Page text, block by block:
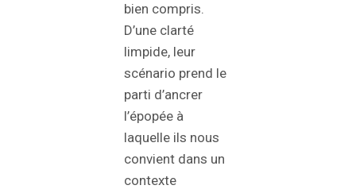
bien compris.
D’une clarté
limpide, leur
scénario prend le
parti d’ancrer
l’épopée à
laquelle ils nous
convient dans un
contexte